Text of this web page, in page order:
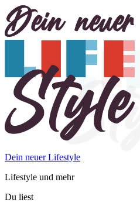
Dein neuer Lifestyle
Lifestyle und mehr
Du liest